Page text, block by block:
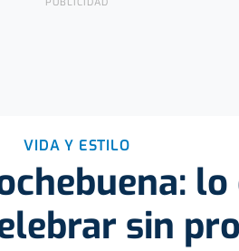
VIDA Y ESTILO
lo
sin